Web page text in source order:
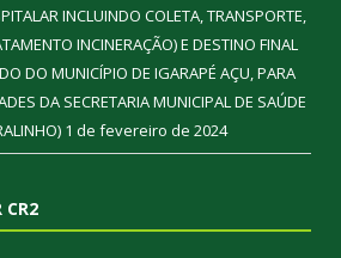
INCLUINDO COLETA, TRANSPORTE,
INCINERAÇÃO) E DESTINO FINAL
DO MUNICÍPIO DE IGARAPÉ AÇU, PARA
DA SECRETARIA MUNICIPAL DE SAÚDE
1 de fevereiro de 2024
CR2